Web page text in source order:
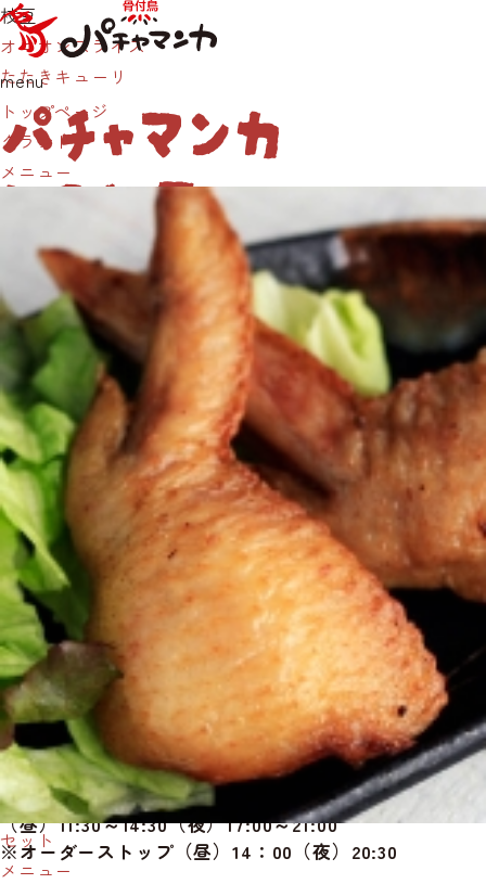
menu
トップページ
グランド
メニュー
セット
メニュー
枝豆
オニオンスライス
たたきキューリ
パチャマンカ
について
パチャマンカは岡山市と倉敷市に店を構えております。
予約・お持ち帰りメニューは、お近くの店舗の電話番号よ
りお気軽にお問い合わせくださいませ。
骨付鳥パチャマンカ
岡山藤田店
086-296-3598
所在地
〒701-0221
岡山県岡山市南区藤田227-196
営業時間
【火水木】
（昼）11:30～14:30（夜）17:00～21:00
※オーダーストップ（昼）14：00（夜）20:30